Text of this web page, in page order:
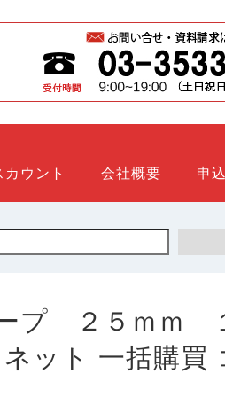
ウント 会社概要 申
プ ２５ｍｍ
ット 一括購買